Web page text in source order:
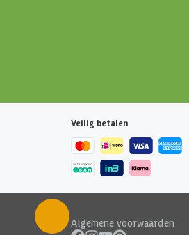
Veilig betalen
Algemene voorwaarden